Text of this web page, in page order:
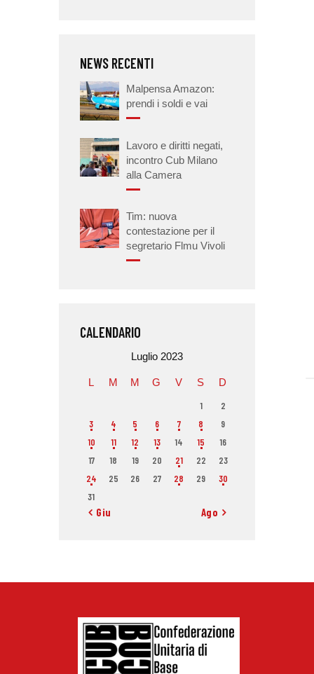
NEWS RECENTI
Malpensa Amazon:
prendi i soldi e vai
Lavoro e diritti negati,
incontro Cub Milano
alla Camera
Tim: nuova
contestazione per il
segretario Flmu Vivoli
CALENDARIO
Luglio 2023
L M M G V S D
1
2
3
4 5 6 7 8
9
10
11 12 13 14 15
16
17
18 19 20 21 22
23
24
25 26 27 28 29
30
31
« Giu Ago »